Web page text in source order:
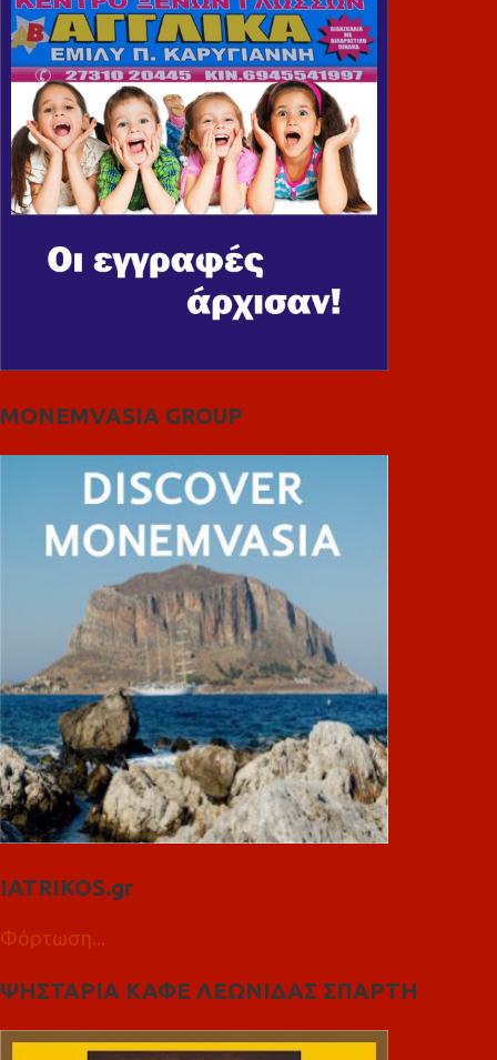
MONEMVASIA GROUP
IATRIKOS.gr
Φόρτωση...
ΨΗΣΤΑΡΙΑ ΚΑΦΕ ΛΕΩΝΙΔΑΣ ΣΠΑΡΤΗ